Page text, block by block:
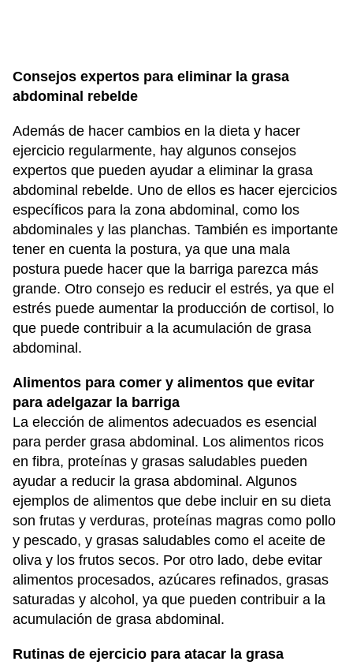
Consejos expertos para eliminar la grasa
abdominal rebelde
Además de hacer cambios en la dieta y hacer
ejercicio regularmente, hay algunos consejos
expertos que pueden ayudar a eliminar la grasa
abdominal rebelde. Uno de ellos es hacer ejercicios
específicos para la zona abdominal, como los
abdominales y las planchas. También es importante
tener en cuenta la postura, ya que una mala
postura puede hacer que la barriga parezca más
grande. Otro consejo es reducir el estrés, ya que el
estrés puede aumentar la producción de cortisol, lo
que puede contribuir a la acumulación de grasa
abdominal.
Alimentos para comer y alimentos que evitar
para adelgazar la barriga
La elección de alimentos adecuados es esencial
para perder grasa abdominal. Los alimentos ricos
en fibra, proteínas y grasas saludables pueden
ayudar a reducir la grasa abdominal. Algunos
ejemplos de alimentos que debe incluir en su dieta
son frutas y verduras, proteínas magras como pollo
y pescado, y grasas saludables como el aceite de
oliva y los frutos secos. Por otro lado, debe evitar
alimentos procesados, azúcares refinados, grasas
saturadas y alcohol, ya que pueden contribuir a la
acumulación de grasa abdominal.
Rutinas de ejercicio para atacar la grasa